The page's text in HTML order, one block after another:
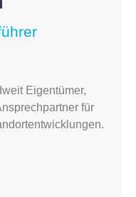
Eigentümer,
für